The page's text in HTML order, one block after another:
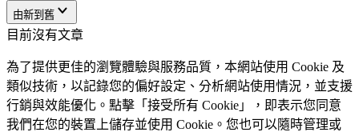
由新到舊
目前沒有文章
為了提供更佳的瀏覽體驗與服務品質，本網站使用 Cookie 及
類似技術，以記錄您的偏好設定、分析網站使用情況，並支援
行銷與效能優化。點擊「接受所有 Cookie」，即表示您同意
我們在您的裝置上儲存並使用 Cookie。您也可以隨時管理或